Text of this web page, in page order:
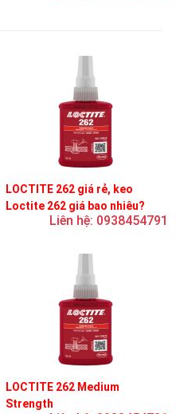
LOCTITE 262 giá rẻ, keo
Loctite 262 giá bao nhiêu?
Liên hệ: 0938454791
LOCTITE 262 Medium
Strength